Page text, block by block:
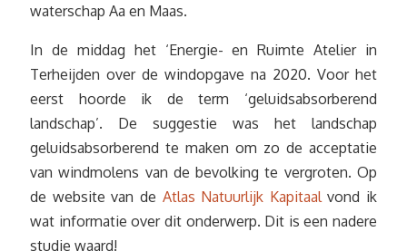
waterschap Aa en Maas.
In de middag het ‘Energie- en Ruimte Atelier in
Terheijden over de windopgave na 2020. Voor het
eerst hoorde ik de term ‘geluidsabsorberend
landschap’. De suggestie was het landschap
geluidsabsorberend te maken om zo de acceptatie
van windmolens van de bevolking te vergroten. Op
de website van de Atlas Natuurlijk Kapitaalvond ik
wat informatie over dit onderwerp. Dit is een nadere
studie waard!